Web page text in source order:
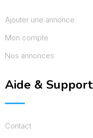
Ajouter une annonce
Mon compte
Nos annonces
Aide & Support
Contact